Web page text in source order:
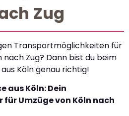
Zug
Transportmöglichkeiten für
nach Zug? Dann bist du beim
Köln genau richtig!
aus Köln: Dein
Umzüge von Köln nach